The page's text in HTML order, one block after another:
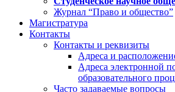
Журнал “Право и общество”
Магистратура
Контакты
Контакты и реквизиты
Адреса и
Адреса электронной
образовательного
Часто задаваемые вопросы